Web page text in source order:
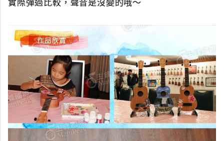
實際彈過比較，聲音是沒變的哦～